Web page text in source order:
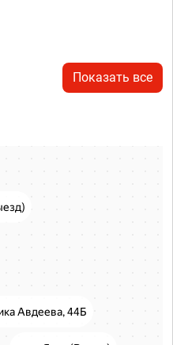
Показать все